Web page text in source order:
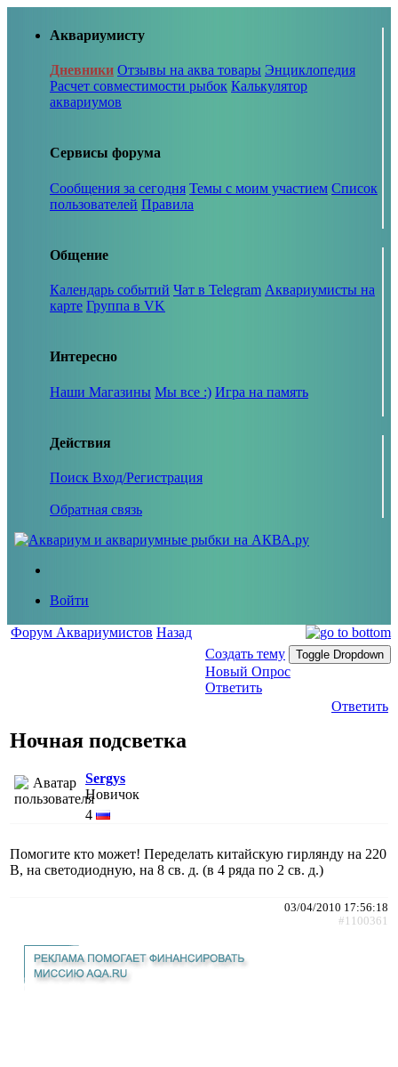
Аквариумисту
Дневники Отзывы на аква товары Энциклопедия
Расчет совместимости рыбок Калькулятор
аквариумов
Сервисы форума
Сообщения за сегодня Темы с моим участием Список
пользователей Правила
Общение
Календарь событий Чат в Telegram Аквариумисты на
карте Группа в VK
Интересно
Наши Магазины Мы все :) Игра на память
Действия
Поиск Вход/Регистрация
Обратная связь
Войти
Форум Аквариумистов Назад
Создать тему
Toggle Dropdown
Новый Опрос
Ответить
Ответить
Ночная подсветка
Sergys
Новичок
4
Помогите кто может! Переделать китайскую гирлянду на 220
В, на светодиодную, на 8 св. д. (в 4 ряда по 2 св. д.)
03/04/2010 17:56:18
#1100361